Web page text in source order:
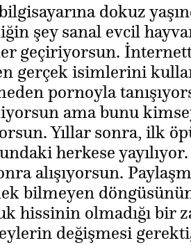
dokuz
şey sanal evcil
geçiriyorsun.
gerçek isimlerini
pornoyla
ama bunu
Yıllar sonra, ilk
herkese
alışıyorsun.
bilmeyen
hissinin olmadığı bir
değişmesi